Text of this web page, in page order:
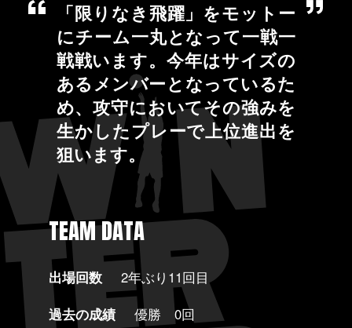
「限りなき飛躍」をモットー
にチーム一丸となって一戦一
戦戦います。今年はサイズの
あるメンバーとなっているた
め、攻守においてその強みを
生かしたプレーで上位進出を
狙います。
TEAM DATA
出場回数
2年ぶり11回目
過去の成績
優勝 0回